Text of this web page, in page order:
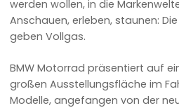
werden wollen, in die
Anschauen, erleben, staunen:
geben Vollgas.
BMW Motorrad präsentiert auf
großen Ausstellungsfläche im
Modelle, angefangen von der